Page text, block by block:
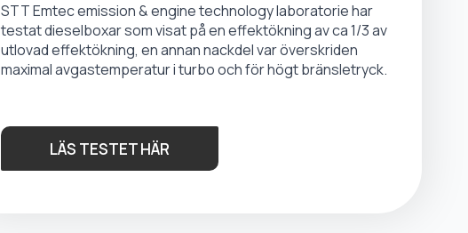
STT Emtec emission & engine technology laboratorie har
testat dieselboxar som visat på en effektökning av ca 1/3 av
utlovad effektökning, en annan nackdel var överskriden
maximal avgastemperatur i turbo och för högt bränsletryck.
LÄS TESTET HÄR